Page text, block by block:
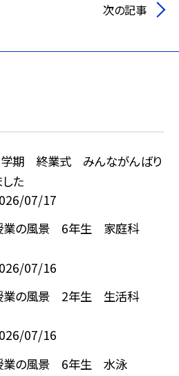
次の記事
学期 終業式 みんながんばり
した
07/17
業の風景 6年生 家庭科
07/16
業の風景 2年生 生活科
07/16
業の風景 6年生 水泳